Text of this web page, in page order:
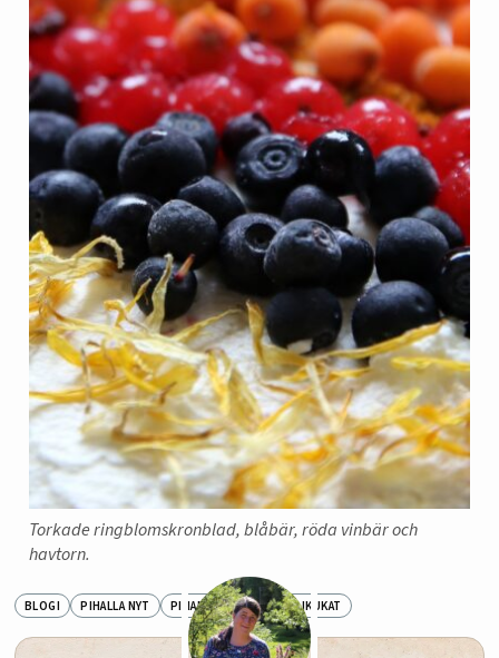
Torkade ringblomskronblad, blåbär, röda vinbär och
havtorn.
BLOGI PIHALLA NYT PIHAN HOITO SIPULIKUKAT